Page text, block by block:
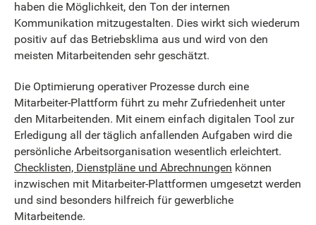
haben die Möglichkeit, den Ton der internen
Kommunikation mitzugestalten. Dies wirkt sich wiederum
positiv auf das Betriebsklima aus und wird von den
meisten Mitarbeitenden sehr geschätzt.
Die Optimierung operativer Prozesse durch eine
Mitarbeiter-Plattform führt zu mehr Zufriedenheit unter
den Mitarbeitenden. Mit einem einfach digitalen Tool zur
Erledigung all der täglich anfallenden Aufgaben wird die
persönliche Arbeitsorganisation wesentlich erleichtert.
Checklisten, Dienstpläne und Abrechnungen können
inzwischen mit Mitarbeiter-Plattformen umgesetzt werden
und sind besonders hilfreich für gewerbliche
Mitarbeitende.